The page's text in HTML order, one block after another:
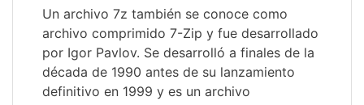
Un archivo 7z también se conoce como
archivo comprimido 7-Zip y fue desarrollado
por Igor Pavlov. Se desarrolló a finales de la
década de 1990 antes de su lanzamiento
definitivo en 1999 y es un archivo